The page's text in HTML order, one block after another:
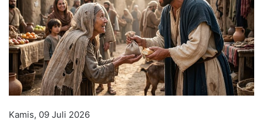
e
m
a
i
l
Kamis, 09 Juli 2026